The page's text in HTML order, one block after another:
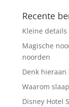
Recente
Kleine
Magische
noorden
Denk
Waarom
Disney Hotel